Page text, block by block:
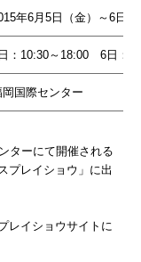
年6月5日（金）～6日（
：10:30～18:00 6日：
岡国際センター
ターにて開催される
プレイショウ」に出
レイショウサイトに